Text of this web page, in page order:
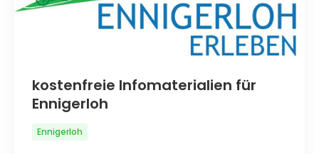
kostenfreie Infomaterialien für
Ennigerloh
Ennigerloh